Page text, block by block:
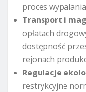
proces
Transport i
opłatach
dostępność
rejonach
Regulacje
restrykcyjne